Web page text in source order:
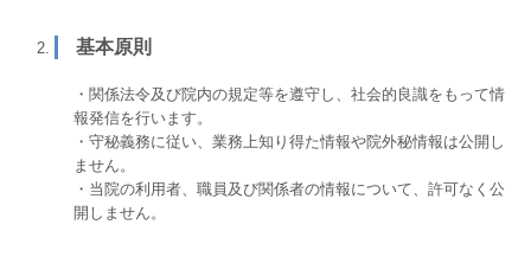
基本原則
・関係法令及び院内の規定等を遵守し、社会的良識をもって情
報発信を行います。
・守秘義務に従い、業務上知り得た情報や院外秘情報は公開し
ません。
・当院の利用者、職員及び関係者の情報について、許可なく公
開しません。